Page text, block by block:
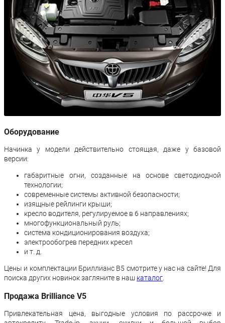
Оборудование
Начинка у модели действительно стоящая, даже у базовой
версии:
габаритные огни, созданные на основе светодиодной
технологии;
современные системы активной безопасности;
изящные рейлинги крыши;
кресло водителя, регулируемое в 6 направлениях;
многофункциональный руль;
система кондиционирования воздуха;
электрообогрев передних кресел
и т. д.
Цены и комплектации Бриллианс В5 смотрите у нас на сайте! Для
поиска других новинок загляните в наш каталог
Продажа Brilliance V5
Привлекательная цена, выгодные условия по рассрочке и